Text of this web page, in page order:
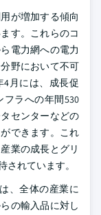
が増加する傾向
す。これらのコ
電力網への電力
野において不可
4月には、成長促
ラへの年間530
センターなどの
できます。これ
業の成長とグリ
れています。
、全体の産業に
の輸入品に対し